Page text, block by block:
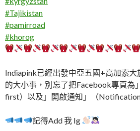
#Tajikistan
#pamirroad
#khorog
Indiapink已經出發中亞五國+高加索
的大小事，別忘了把Facebook專頁為
first）以及」開啟通知」（Notification
記得Add 我 Ig